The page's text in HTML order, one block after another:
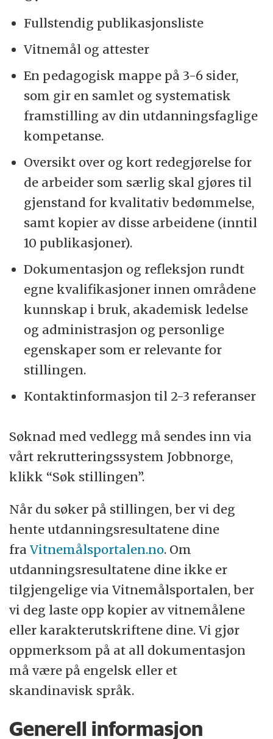
Fullstendig publikasjonsliste
Vitnemål og attester
En pedagogisk mappe på 3-6 sider,
som gir en samlet og systematisk
framstilling av din utdanningsfaglige
kompetanse.
Oversikt over og kort redegjørelse for
de arbeider som særlig skal gjøres til
gjenstand for kvalitativ bedømmelse,
samt kopier av disse arbeidene (inntil
10 publikasjoner).
Dokumentasjon og refleksjon rundt
egne kvalifikasjoner innen områdene
kunnskap i bruk, akademisk ledelse
og administrasjon og personlige
egenskaper som er relevante for
stillingen.
Kontaktinformasjon til 2-3 referanser
Søknad med vedlegg må sendes inn via
vårt rekrutteringssystem Jobbnorge,
klikk “Søk stillingen”.
Når du søker på stillingen, ber vi deg
hente utdanningsresultatene dine
fraVitnemålsportalen.no. Om
utdanningsresultatene dine ikke er
tilgjengelige via Vitnemålsportalen, ber
vi deg laste opp kopier av vitnemålene
eller karakterutskriftene dine. Vi gjør
oppmerksom på at all dokumentasjon
må være på engelsk eller et
skandinavisk språk.
Generell informasjon